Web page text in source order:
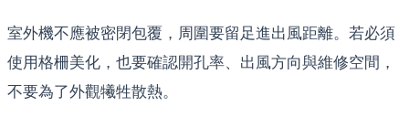
室外機不應被密閉包覆，周圍要留足進出風距離。若必須
使用格柵美化，也要確認開孔率、出風方向與維修空間，
不要為了外觀犧牲散熱。